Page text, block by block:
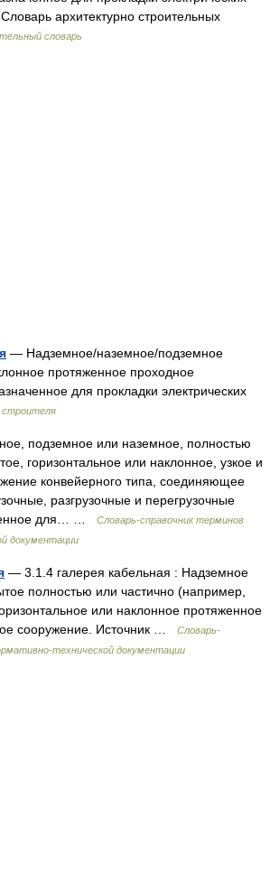
архитектурно строительных
словарь
— Надземное/наземное/подземное
протяженное проходное
для прокладки электрических
строителя
подземное или наземное, полностью
горизонтальное или наклонное, узкое и
конвейерного типа, соединяющее
разгрузочные и перегрузочные
для… …
Словарь-справочник терминов
документации
— 3.1.4 галерея кабельная : Надземное
полностью или частично (например,
или наклонное протяженное
сооружение. Источник …
Словарь-
технической документации